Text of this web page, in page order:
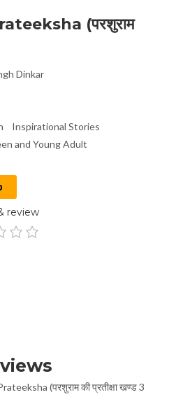
(परशुराम
Dinkar
Inspirational Stories
and Young Adult
review
(परशुराम की प्रतीक्षा खण्ड 3